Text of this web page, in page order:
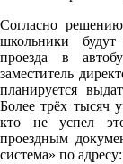
Cогласно
школьники будут
проезда в
заместитель
планируется
Более трёх тысяч
кто не успел
проездным
система» по